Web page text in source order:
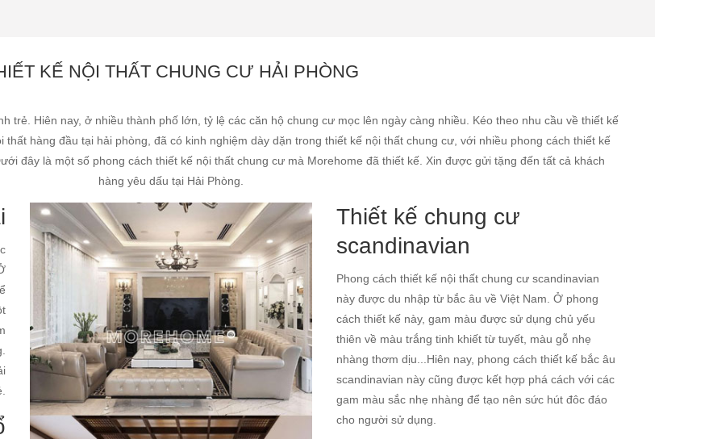
KẾ NỘI THẤT CHUNG CƯ HẢI PHÒNG
trẻ. Hiên nay, ở nhiều thành phố lớn, tỷ lệ các căn hộ chung cư mọc lên ngày càng nhiều. Kéo theo nhu cầu về thiết kế
hàng đầu tại hải phòng, đã có kinh nghiệm dày dặn trong thiết kế nội thất chung cư, với nhiều phong cách thiết kế
đây là một số phong cách thiết kế nội thất chung cư mà Morehome đã thiết kế. Xin được gửi tặng đến tất cả khách
hàng yêu dấu tại Hải Phòng.
Thiết kế chung cư
scandinavian
Phong cách thiết kế nội thất chung cư scandinavian
này được du nhập từ bắc âu về Việt Nam. Ở phong
cách thiết kế này, gam màu được sử dụng chủ yếu
thiên về màu trắng tinh khiết từ tuyết, màu gỗ nhẹ
nhàng thơm dịu...Hiên nay, phong cách thiết kế bắc âu
scandinavian này cũng được kết hợp phá cách với các
gam màu sắc nhẹ nhàng để tạo nên sức hút đôc đáo
cho người sử dụng.